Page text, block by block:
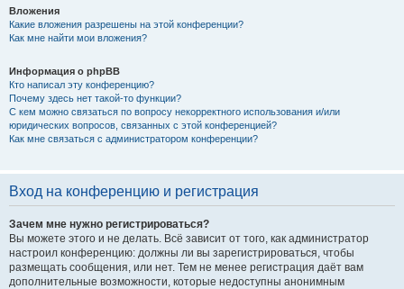
Вложения
Какие вложения разрешены на этой конференции?
Как мне найти мои вложения?
Информация о phpBB
Кто написал эту конференцию?
Почему здесь нет такой-то функции?
С кем можно связаться по вопросу некорректного использования и/или
юридических вопросов, связанных с этой конференцией?
Как мне связаться с администратором конференции?
Вход на конференцию и регистрация
Зачем мне нужно регистрироваться?
Вы можете этого и не делать. Всё зависит от того, как администратор
настроил конференцию: должны ли вы зарегистрироваться, чтобы
размещать сообщения, или нет. Тем не менее регистрация даёт вам
дополнительные возможности, которые недоступны анонимным